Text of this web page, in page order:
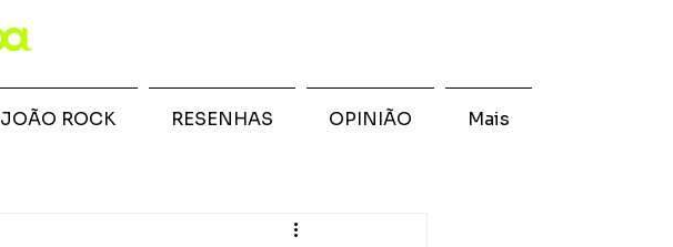
JOÃO ROCK RESENHAS OPINIÃO Mais